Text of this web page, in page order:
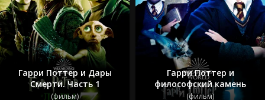
Гарри Поттер и Дары
Смерти. Часть 1
(фильм)
Гарри Поттер и
философский камень
(фильм)